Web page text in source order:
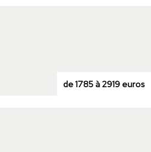
de 1785 à 2919 euros